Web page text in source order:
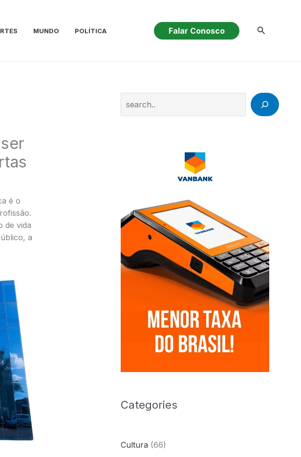
MUNDO POLÍTICA Falar Conosco Pesquisar
é o
de vida
a
Categories
Cultura (66)